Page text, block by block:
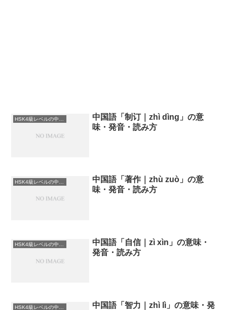
中国語「制订｜zhì dìng」の意
味・発音・読み方
中国語「著作｜zhù zuò」の意
味・発音・読み方
HSK4級レベルの中国語
中国語「自信｜zì xìn」の意味・
発音・読み方
中国語「智力｜zhì lì」の意味・発